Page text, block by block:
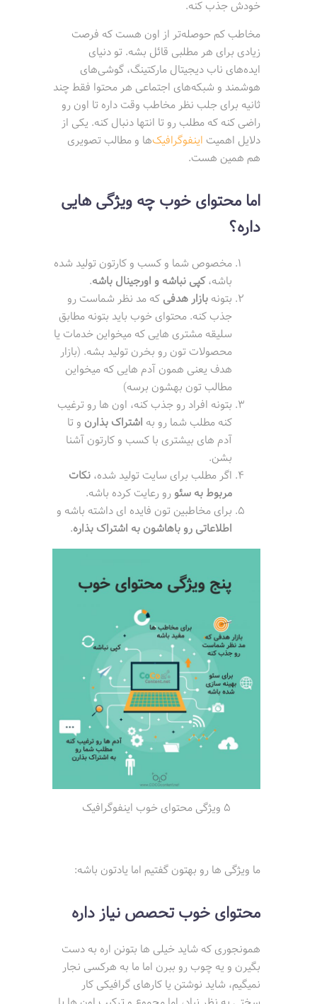
خودش جذب کنه.
مخاطب کم حوصله‌تر از اون هست که فرصت
زیادی برای هر مطلبی قائل بشه. تو دنیای
ایده‌های ناب دیجیتال مارکتینگ، گوشی‌های
هوشمند و شبکه‌های اجتماعی هر محتوا فقط چند
ثانیه برای جلب نظر مخاطب وقت داره تا اون رو
راضی کنه که مطلب رو تا انتها دنبال کنه. یکی از
دلایل اهمیت اینفوگرافیک‌ها و مطالب تصویری
هم همین هست.
اما محتوای خوب چه ویژگی هایی
داره؟
مخصوص شما و کسب و کارتون تولید شده
باشه،کپی نباشه و اورجینال باشه.
بتونه بازار هدفی که مد نظر شماست رو
جذب کنه. محتوای خوب باید بتونه مطابق
سلیقه مشتری هایی که میخواین خدمات یا
محصولات تون رو بخرن تولید بشه. (بازار
هدف یعنی همون آدم هایی که میخواین
مطالب تون بهشون برسه)
بتونه افراد رو جذب کنه، اون ها رو ترغیب
کنه مطلب شما رو به اشتراک بذارن و تا
آدم های بیشتری با کسب و کارتون آشنا
بشن.
اگر مطلب برای سایت تولید شده، نکات
مربوط به سئو رو رعایت کرده باشه.
برای مخاطبین تون فایده ای داشته باشه و
اطلاعاتی رو باهاشون به اشتراک بذاره.
5 ویژگی محتوای خوب اینفوگرافیک
ما ویژگی ها رو بهتون گفتیم اما یادتون باشه:
محتوای خوب تحصص نیاز داره
همونجوری که شاید خیلی ها بتونن اره به دست
بگیرن و یه چوب رو ببرن اما ما به هرکسی نجار
نمیگیم، شاید نوشتن یا کارهای گرافیکی کار